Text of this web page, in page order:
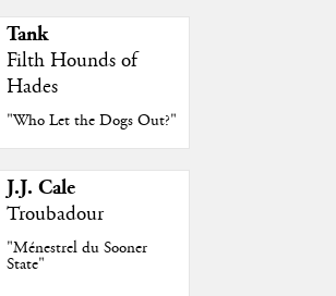
Tank
Filth Hounds of
Hades
"Who Let the Dogs Out?"
J.J. Cale
Troubadour
"Ménestrel du Sooner
State"